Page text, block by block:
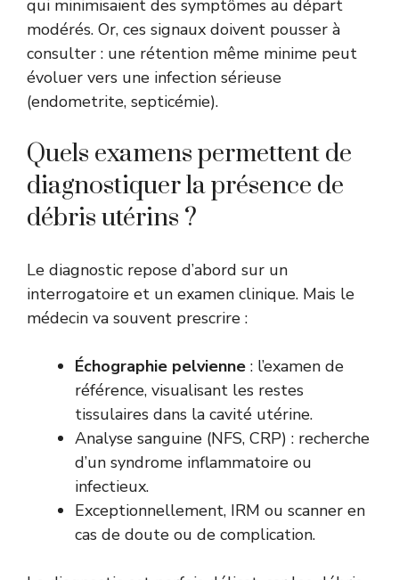
qui minimisaient des symptômes au départ
modérés. Or, ces signaux doivent pousser à
consulter : une rétention même minime peut
évoluer vers une infection sérieuse
(endometrite, septicémie).
Quels examens permettent de
diagnostiquer la présence de
débris utérins ?
Le diagnostic repose d’abord sur un
interrogatoire et un examen clinique. Mais le
médecin va souvent prescrire :
Échographie pelvienne : l’examen de
référence, visualisant les restes
tissulaires dans la cavité utérine.
Analyse sanguine (NFS, CRP) : recherche
d’un syndrome inflammatoire ou
infectieux.
Exceptionnellement, IRM ou scanner en
cas de doute ou de complication.